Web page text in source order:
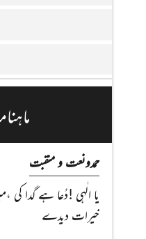
حمدونعت و منقبت
یا الٰہی !دُعا ہے گدا کی
خیرات دیدے